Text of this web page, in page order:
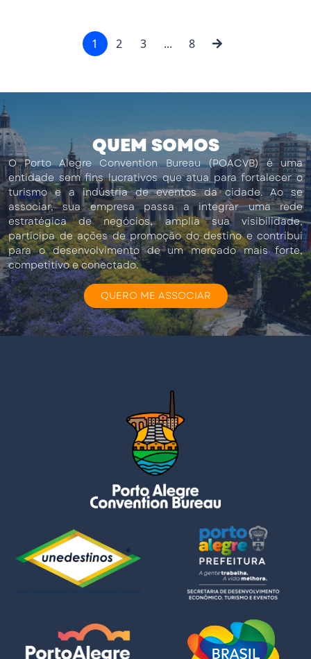
1 2 3 ... 8
QUEM SOMOS
O Porto Alegre Convention Bureau (POACVB) é uma
entidade sem fins lucrativos que atua para fortalecer o
turismo e a indústria de eventos da cidade. Ao se
associar, sua empresa passa a integrar uma rede
estratégica de negócios, amplia sua visibilidade,
participa de ações de promoção do destino e contribui
para o desenvolvimento de um mercado mais forte,
competitivo e conectado.
QUERO ME ASSOCIAR